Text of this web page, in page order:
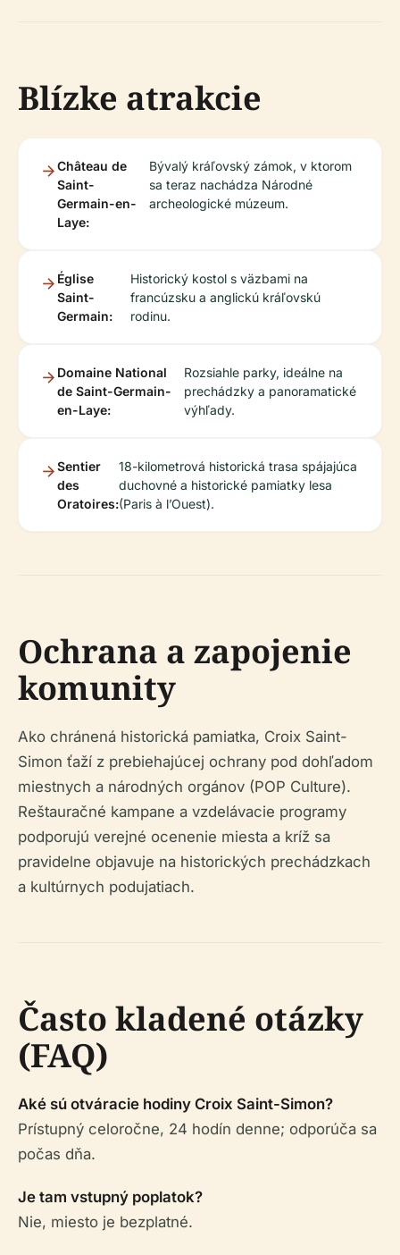
Blízke atrakcie
Château de
Saint-
Germain-en-
Laye:
Bývalý kráľovský zámok, v ktorom
sa teraz nachádza Národné
archeologické múzeum.
Église
Saint-
Germain:
Historický kostol s väzbami na
francúzsku a anglickú kráľovskú
rodinu.
Domaine National
de Saint-Germain-
en-Laye:
Rozsiahle parky, ideálne na
prechádzky a panoramatické
výhľady.
Sentier
des
Oratoires:
18-kilometrová historická trasa spájajúca
duchovné a historické pamiatky lesa
(Paris à l’Ouest).
Ochrana a zapojenie
komunity
Ako chránená historická pamiatka, Croix Saint-
Simon ťaží z prebiehajúcej ochrany pod dohľadom
miestnych a národných orgánov (POP Culture).
Reštauračné kampane a vzdelávacie programy
podporujú verejné ocenenie miesta a kríž sa
pravidelne objavuje na historických prechádzkach
a kultúrnych podujatiach.
Často kladené otázky
(FAQ)
Aké sú otváracie hodiny Croix Saint-Simon?
Prístupný celoročne, 24 hodín denne; odporúča sa
počas dňa.
Je tam vstupný poplatok?
Nie, miesto je bezplatné.